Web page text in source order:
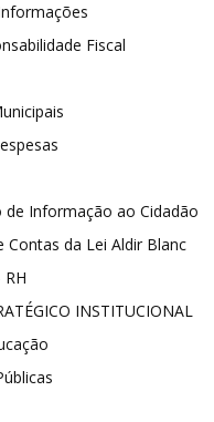
Fiscal
de Informação ao Cidadão
Contas da Lei Aldir Blanc
INSTITUCIONAL